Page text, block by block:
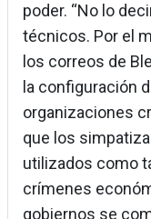
poder. “No lo
técnicos. Por el
los correos de
la configuración
organizaciones
que los
utilizados como
crímenes
gobiernos se